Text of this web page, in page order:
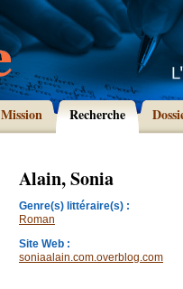
Mission Recherche
Alain, Sonia
Genre(s) littéraire(s) :
Roman
Site Web :
soniaalain.com.overblog.com